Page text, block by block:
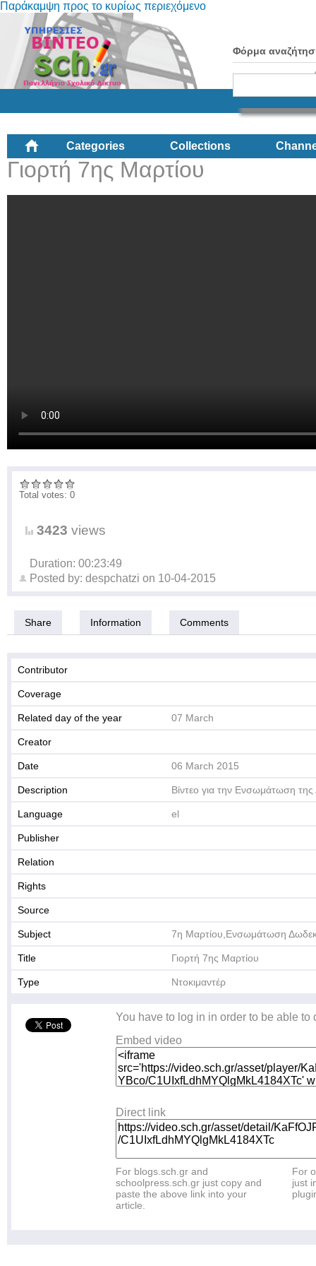
Παράκαμψη προς το κυρίως περιεχόμενο
Φόρμα
Categories Collections
Γιορτή 7ης Μαρτίου
Total votes: 0
3423 views
Duration: 00:23:49
Posted by: despchatzi on 10-04-2015
Share Information Comments
Contributor
Coverage
Related day of the year 07 March
Creator
Date 06 March 2015
Description Βίντεο για την Ενσωμάτωση
Language el
Publisher
Relation
Rights
Source
Subject 7η Μαρτίου,Ενσωμάτωση
Title Γιορτή 7ης Μαρτίου
Type Ντοκιμαντέρ
You have to log in in order to be able to
Embed video
Direct link
For blogs.sch.gr and
schoolpress.sch.gr just copy and
paste the above link into your
article.
For
just